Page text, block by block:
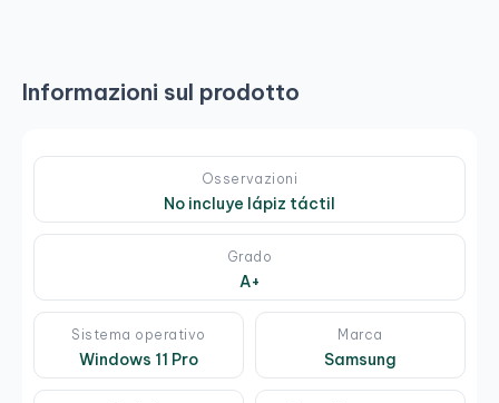
Informazioni sul prodotto
Osservazioni
No incluye lápiz táctil
Grado
A+
Sistema operativo
Windows 11 Pro
Marca
Samsung